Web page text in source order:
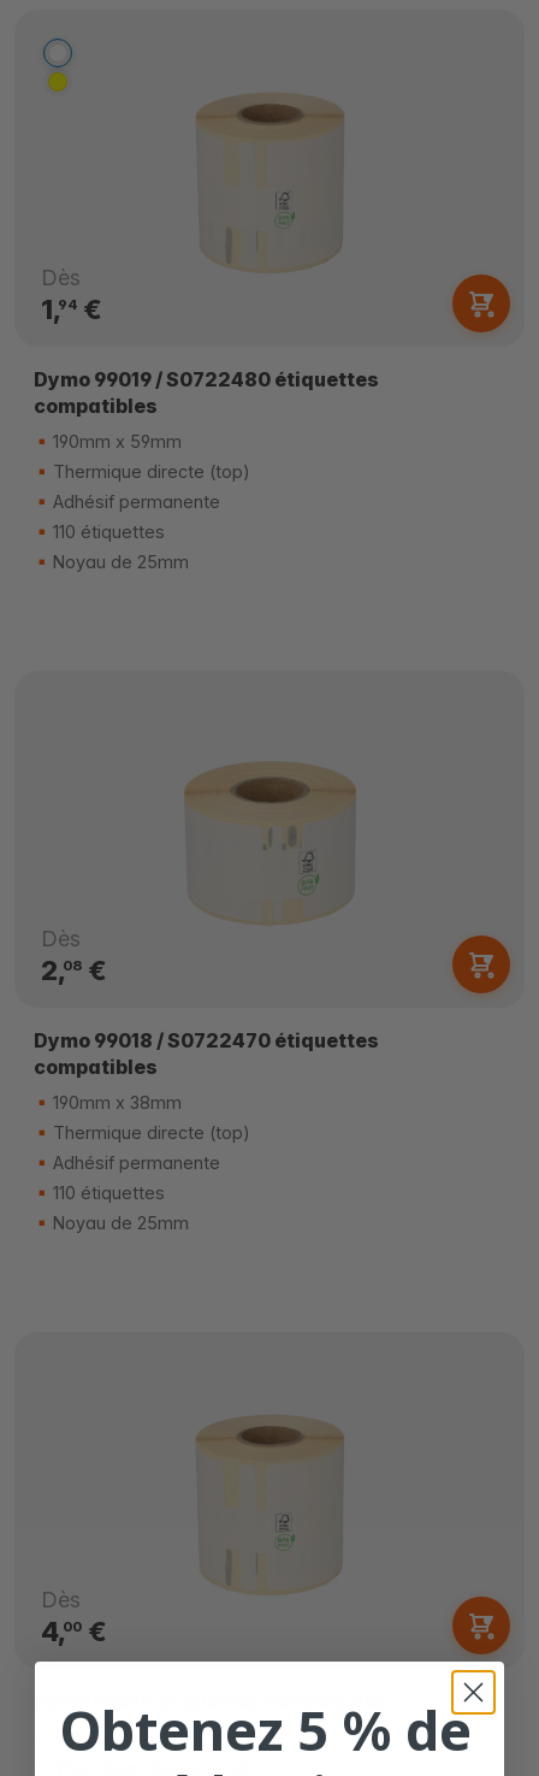
Dès
1,94€
Dymo 99019 / S0722480 étiquettes
compatibles
190mm x 59mm
Thermique directe (top)
Adhésif permanente
110 étiquettes
Noyau de 25mm
Dès
2,08€
Dymo 99018 / S0722470 étiquettes
compatibles
190mm x 38mm
Thermique directe (top)
Adhésif permanente
110 étiquettes
Noyau de 25mm
Dès
4,00€
190mm x 59mm
Obtenez 5 % de